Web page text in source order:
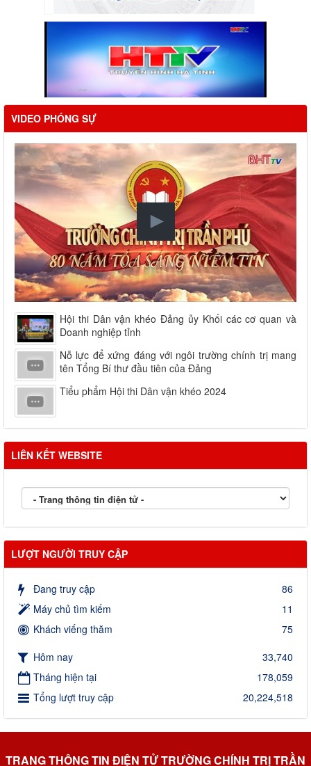
VIDEO PHÓNG SỰ
Hội thi Dân vận khéo Đảng ủy Khối các cơ quan và
Doanh nghiệp tỉnh
Nỗ lực để xứng đáng với ngôi trường chính trị mang
tên Tổng Bí thư đầu tiên của Đảng
Tiểu phẩm Hội thi Dân vận khéo 2024
LIÊN KẾT WEBSITE
LƯỢT NGƯỜI TRUY CẬP
Đang truy cập
86
Máy chủ tìm kiếm
11
Khách viếng thăm
75
Hôm nay
33,740
Tháng hiện tại
178,059
Tổng lượt truy cập
20,224,518
TRANG THÔNG TIN ĐIỆN TỬ TRƯỜNG CHÍNH TRỊ TRẦN